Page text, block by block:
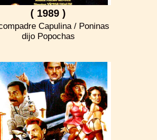
( 1989 )
Capulina / Poninas
dijo Popochas